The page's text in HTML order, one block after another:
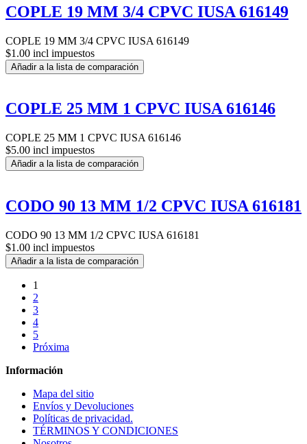
COPLE 19 MM 3/4 CPVC IUSA 616149
COPLE 19 MM 3/4 CPVC IUSA 616149
$1.00 incl impuestos
Añadir a la lista de comparación
COPLE 25 MM 1 CPVC IUSA 616146
COPLE 25 MM 1 CPVC IUSA 616146
$5.00 incl impuestos
Añadir a la lista de comparación
CODO 90 13 MM 1/2 CPVC IUSA 616181
CODO 90 13 MM 1/2 CPVC IUSA 616181
$1.00 incl impuestos
Añadir a la lista de comparación
1
2
3
4
5
Próxima
Información
Mapa del sitio
Envíos y Devoluciones
Políticas de privacidad.
TÉRMINOS Y CONDICIONES